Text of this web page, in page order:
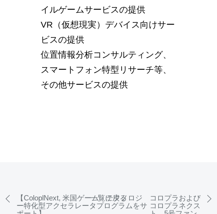
イルゲームサービスの提供
VR（仮想現実）デバイス向けサー
ビスの提供
位置情報分析コンサルティング、
スマートフォン特型リサーチ等、
その他サービスの提供
【ColoplNext, 米国ゲーム・テクノロジ
ー特化型アクセラレータプログラムをサ
一覧に戻る
コロプラおよび
コロプラネクス